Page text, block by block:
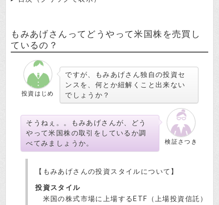
もみあげさんってどうやって米国株を売買し
ているの？
投資はじめ
ですが、もみあげさん独自の投資セ
ンスを、何とか紐解くこと出来ない
でしょうか？
検証さつき
そうねぇ。。もみあげさんが、どう
やって米国株の取引をしているか調
べてみましょうか。
【もみあげさんの投資スタイルについて】
投資スタイル
米国の株式市場に上場するETF（上場投資信託）